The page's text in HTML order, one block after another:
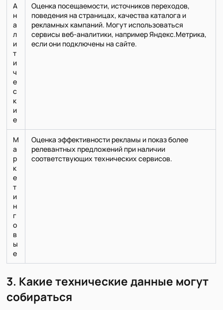
А
н
а
л
и
т
и
ч
е
с
к
и
е
Оценка посещаемости, источников переходов,
поведения на страницах, качества каталога и
рекламных кампаний. Могут использоваться
сервисы веб-аналитики, например Яндекс.Метрика,
если они подключены на сайте.
М
а
р
к
е
т
и
н
г
о
в
ы
е
Оценка эффективности рекламы и показ более
релевантных предложений при наличии
соответствующих технических сервисов.
3. Какие технические данные могут
собираться